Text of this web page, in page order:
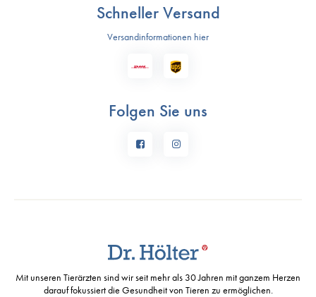
Schneller Versand
Versandinformationen hier
Folgen Sie uns
Mit unseren Tierärzten sind wir seit mehr als 30 Jahren mit ganzem Herzen
darauf fokussiert die Gesundheit von Tieren zu ermöglichen.